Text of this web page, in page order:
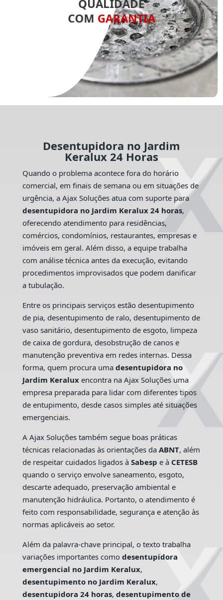
QUALIDADE
COM GARANTIA
Desentupidora no Jardim
Keralux 24 Horas
Quando o problema acontece fora do horário
comercial, em finais de semana ou em situações de
urgência, a Ajax Soluções atua com suporte para
desentupidora no Jardim Keralux 24 horas,
oferecendo atendimento para residências,
comércios, condomínios, restaurantes, empresas e
imóveis em geral. Além disso, a equipe trabalha
com análise técnica antes da execução, evitando
procedimentos improvisados que podem danificar
a tubulação.
Entre os principais serviços estão desentupimento
de pia, desentupimento de ralo, desentupimento de
vaso sanitário, desentupimento de esgoto, limpeza
de caixa de gordura, desobstrução de canos e
manutenção preventiva em redes internas. Dessa
forma, quem procura uma desentupidora no
Jardim Keraluxencontra na Ajax Soluções uma
empresa preparada para lidar com diferentes tipos
de entupimento, desde casos simples até situações
emergenciais.
A Ajax Soluções também segue boas práticas
técnicas relacionadas às orientações da ABNT, além
de respeitar cuidados ligados à Sabesp e à CETESB
quando o serviço envolve saneamento, esgoto,
descarte adequado, preservação ambiental e
manutenção hidráulica. Portanto, o atendimento é
feito com responsabilidade, segurança e atenção às
normas aplicáveis ao setor.
Além da palavra-chave principal, o texto trabalha
variações importantes como desentupidora
emergencial no Jardim Keralux,
desentupimento no Jardim Keralux,
desentupidora 24 horas, desentupimento de